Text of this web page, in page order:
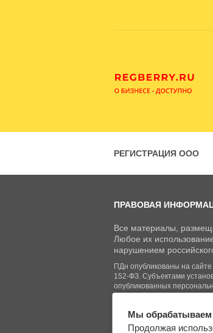
РЕГИСТРАЦИЯ ООО
ПРАВОВАЯ
Все материалы,
Любое их
нарушением
ПДн опубликованы на сайте
152-ФЗ. Субъектами
опубликованных
© Regberry.ru,
Мы
Продолжая